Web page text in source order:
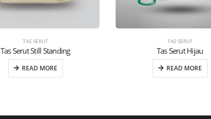
TAS SERUT
Tas Serut Still Standing
READ MORE
TAS SERUT
Tas Serut Hijau
READ MORE